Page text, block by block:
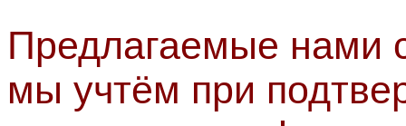
Предлагаемые нами
мы учтём при